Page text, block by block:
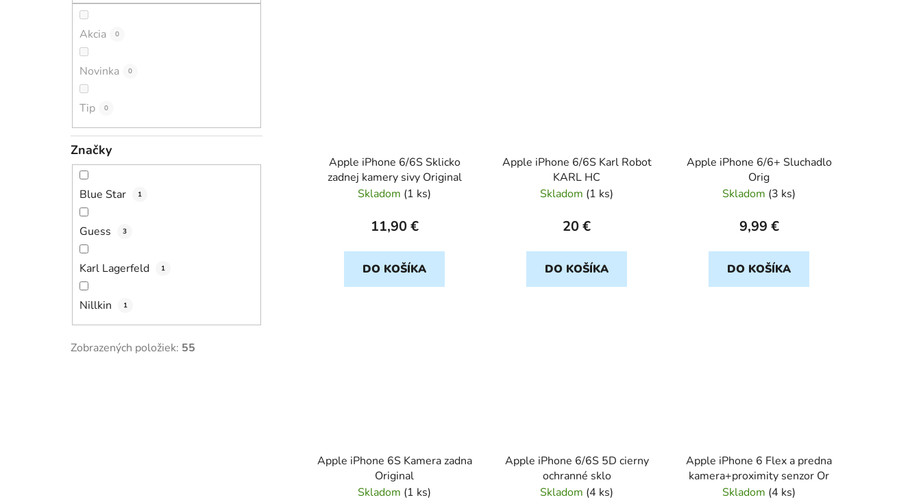
Akcia 0
Novinka 0
Tip 0
Značky
Blue Star 1
Guess 3
Karl Lagerfeld 1
Nillkin 1
Zobrazených položiek: 55
Apple iPhone 6/6S Sklicko
zadnej kamery sivy Original
Skladom (1 ks)
11,90 €
DO KOŠÍKA
Apple iPhone 6/6S Karl Robot
KARL HC
Skladom (1 ks)
20 €
DO KOŠÍKA
Apple iPhone 6/6+ Sluchadlo
Orig
Skladom (3 ks)
9,99 €
DO KOŠÍKA
Apple iPhone 6S Kamera zadna
Original
Skladom (1 ks)
Apple iPhone 6/6S 5D cierny
ochranné sklo
Skladom (4 ks)
Apple iPhone 6 Flex a predna
kamera+proximity senzor Or
Skladom (4 ks)